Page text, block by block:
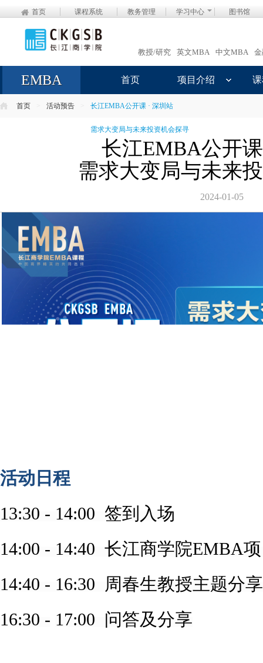
首页 课程系统 教务管理 学习中心 图书馆
教授/研究 英文MBA 中文MBA
EMBA 首页 项目介绍
首页 活动预告 长江EMBA公开课 · 深圳站
需求大变局与未来投资机会探寻
长江EMBA公开
需求大变局与未来
2024-01-05
活动日程
13:30 - 14:00 签到入场
14:00 - 14:40 长江商学院EMBA
14:40 - 16:30 周春生教授主题分享
16:30 - 17:00 问答及分享